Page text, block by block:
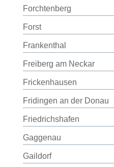
Forchtenberg
Forst
Frankenthal
Freiberg am Neckar
Frickenhausen
Fridingen an der Donau
Friedrichshafen
Gaggenau
Gaildorf